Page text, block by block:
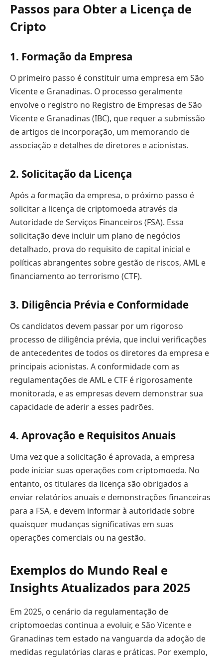
Passos para Obter a Licença de
Cripto
1. Formação da Empresa
O primeiro passo é constituir uma empresa em São
Vicente e Granadinas. O processo geralmente
envolve o registro no Registro de Empresas de São
Vicente e Granadinas (IBC), que requer a submissão
de artigos de incorporação, um memorando de
associação e detalhes de diretores e acionistas.
2. Solicitação da Licença
Após a formação da empresa, o próximo passo é
solicitar a licença de criptomoeda através da
Autoridade de Serviços Financeiros (FSA). Essa
solicitação deve incluir um plano de negócios
detalhado, prova do requisito de capital inicial e
políticas abrangentes sobre gestão de riscos, AML e
financiamento ao terrorismo (CTF).
3. Diligência Prévia e Conformidade
Os candidatos devem passar por um rigoroso
processo de diligência prévia, que inclui verificações
de antecedentes de todos os diretores da empresa e
principais acionistas. A conformidade com as
regulamentações de AML e CTF é rigorosamente
monitorada, e as empresas devem demonstrar sua
capacidade de aderir a esses padrões.
4. Aprovação e Requisitos Anuais
Uma vez que a solicitação é aprovada, a empresa
pode iniciar suas operações com criptomoeda. No
entanto, os titulares da licença são obrigados a
enviar relatórios anuais e demonstrações financeiras
para a FSA, e devem informar à autoridade sobre
quaisquer mudanças significativas em suas
operações comerciais ou na gestão.
Exemplos do Mundo Real e
Insights Atualizados para 2025
Em 2025, o cenário da regulamentação de
criptomoedas continua a evoluir, e São Vicente e
Granadinas tem estado na vanguarda da adoção de
medidas regulatórias claras e práticas. Por exemplo,